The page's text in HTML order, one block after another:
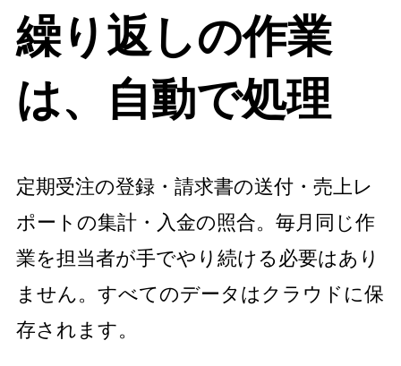
繰り返しの作業
は、自動で処理
定期受注の登録・請求書の送付・売上レ
ポートの集計・入金の照合。毎月同じ作
業を担当者が手でやり続ける必要はあり
ません。すべてのデータはクラウドに保
存されます。